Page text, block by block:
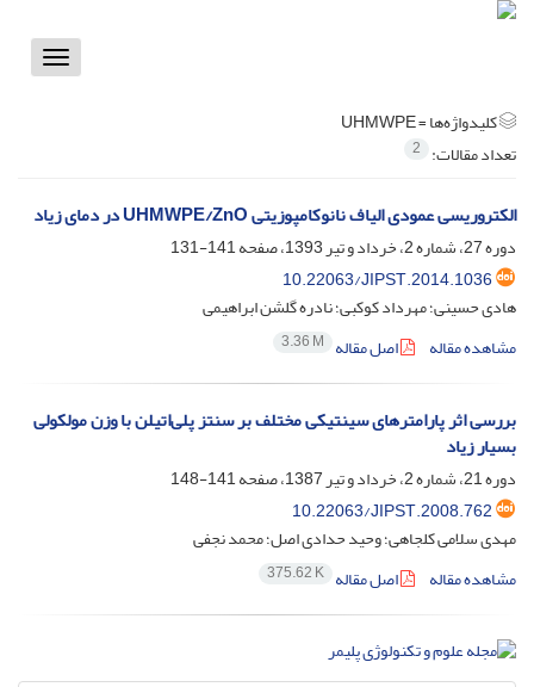
Toggle
کلیدواژه‌ها =UHMWPE
تعداد مقالات: 2
الکتروریسی عمودی الیاف نانوکامپوزیتی UHMWPE/ZnO در دمای زیاد
دوره 27، شماره 2، خرداد و تیر 1393، صفحه
141-131
10.22063/JIPST.2014.1036
هادی حسینی؛ مهرداد کوکبی؛ نادره گلشن ابراهیمی
مشاهده مقاله
اصل مقاله 3.36 M
بررسی اثر پارامترهای سینتیکی مختلف بر سنتز پلی‌اتیلن با وزن مولکولی
بسیار زیاد
دوره 21، شماره 2، خرداد و تیر 1387، صفحه
141-148
10.22063/JIPST.2008.762
مهدی سلامی کلجاهی؛ وحید حدادی اصل؛ محمد نجفی
مشاهده مقاله
اصل مقاله 375.62 K